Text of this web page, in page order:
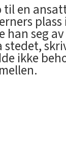
til en
plass
han seg
stedet,
ikke